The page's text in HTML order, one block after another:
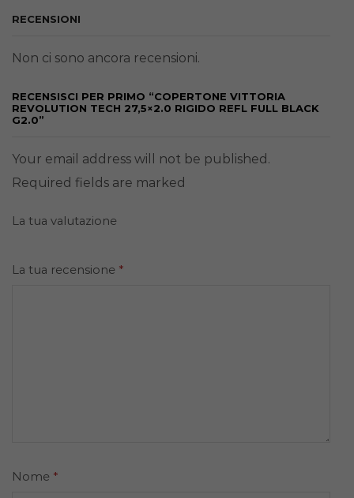
RECENSIONI
Non ci sono ancora recensioni.
RECENSISCI PER PRIMO “COPERTONE VITTORIA
REVOLUTION TECH 27,5×2.0 RIGIDO REFL FULL BLACK
G2.0”
Your email address will not be published.
Required fields are marked
La tua valutazione
La tua recensione *
Nome *